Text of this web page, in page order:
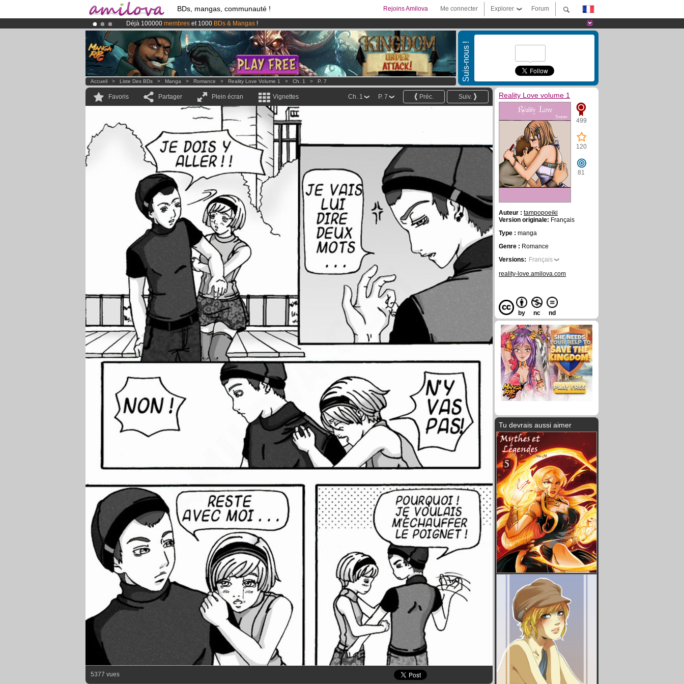
BDs, mangas, communauté ! Forum
Explorer
Me connecter
Rejoins Amilova
Déjà 100000 membres et 1000 BDs & Mangas !
Abonnement premium: à partir de3.95 eurospar mois !Clique ici pour t'abonner
LeKickstarter Amilova est désormais lancé
Suis-nous !
Accueil > Liste Des BDs > Manga > Romance > Reality Love Volume 1 > Ch. 1 > P. 7
Favoris Partager Plein écran Vignettes Suiv.
Préc.
P. 7
Ch. 1
5377 vues
Reality Love volume 1
499
120
81
Auteur : tampopoeiki
Version originale: Français
Type : manga
Genre : Romance
Versions: Français
reality-love.amilova.com
by nc nd
Tu devrais aussi aimer